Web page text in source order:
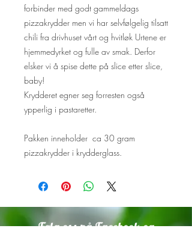
forbinder med godt gammeldags
pizzakrydder men vi har selvfølgelig tilsatt
chili fra drivhuset vårt og hvitløk Urtene er
hjemmedyrket og fulle av smak. Derfor
elsker vi å spise dette på slice etter slice,
baby!
Krydderet egner seg forresten også
ypperlig i pastaretter.
Pakken inneholder ca 30 gram
pizzakrydder i krydderglass.
Følg oss på Facebook og